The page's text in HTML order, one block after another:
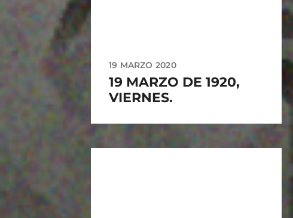
19 MARZO 2020
19 MARZO DE 1920,
VIERNES.